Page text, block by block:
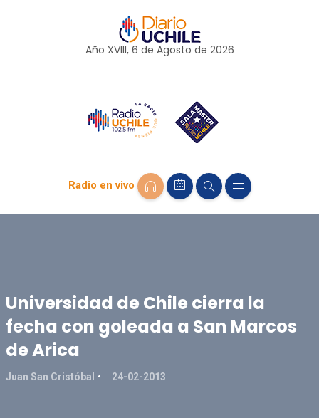
Año XVIII, 6 de Agosto de 2026
Radio en vivo
Universidad de Chile cierra la
fecha con goleada a San Marcos
de Arica
Juan San Cristóbal 24-02-2013